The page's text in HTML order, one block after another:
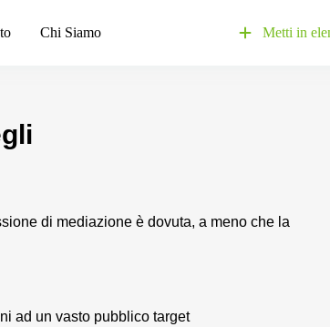
Chi Siamo Metti in
di mediazione è dovuta, a meno che la
ad un vasto pubblico target